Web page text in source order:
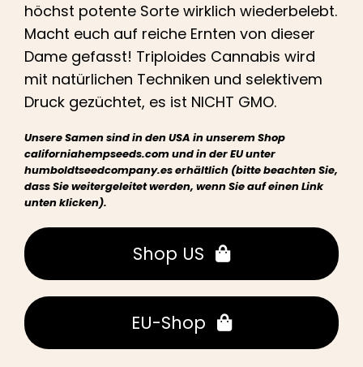
höchst potente Sorte wirklich wiederbelebt.
Macht euch auf reiche Ernten von dieser
Dame gefasst! Triploides Cannabis wird
mit natürlichen Techniken und selektivem
Druck gezüchtet, es ist NICHT GMO.
Unsere Samen sind in den USA in unserem Shop
californiahempseeds.com und in der EU unter
humboldtseedcompany.es erhältlich (bitte beachten Sie,
dass Sie weitergeleitet werden, wenn Sie auf einen Link
unten klicken).
Shop US
EU-Shop